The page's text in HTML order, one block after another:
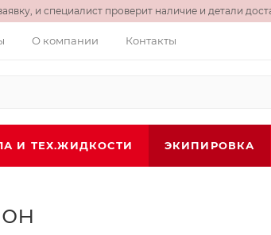
и специалист проверит наличие и детали
О компании Контакты
И ТЕХ.ЖИДКОСТИ ЭКИПИРОВКА